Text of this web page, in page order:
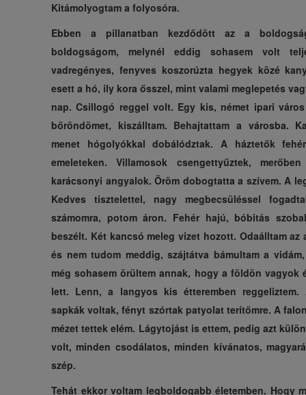
Kitámolyogtam a folyosóra.
Ebben a pillanatban kezdődött az a
boldogságom, melynél eddig sohasem volt
vadregényes, fenyves koszorúzta hegyek közé
esett a hó, ily kora ősszel, mint valami meglepetés
nap. Csillogó reggel volt. Egy kis, német ipari
bőröndömet, kiszálltam. Behajtattam a városba.
menet hógolyókkal dobálództak. A háztetők
emeleteken. Villamosok csengettyűztek,
karácsonyi angyalok. Öröm dobogtatta a szívem. A
Kedves tisztelettel, nagy megbecsüléssel
számomra, potom áron. Fehér hajú, bóbitás
beszélt. Két kancsó meleg vizet hozott. Odaálltam
és nem tudom meddig, szájtátva bámultam a
még sohasem örültem annak, hogy a földön vagyok
lett. Lenn, a langyos kis étteremben
sapkák voltak, fényt szórtak patyolat terítőmre. A
mézet tettek elém. Lágytojást is ettem, pedig azt
volt, minden csodálatos, minden kívánatos,
szép.
Tehát ekkor voltam legboldogabb életemben. Hogy